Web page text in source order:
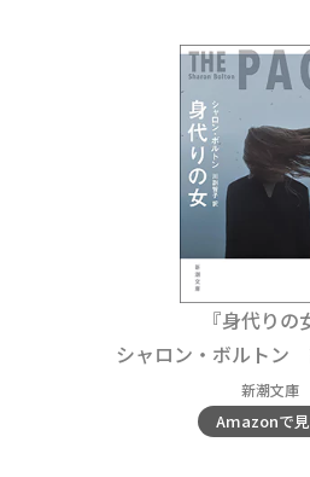
『身代りの
シャロン・ボルトン
新潮文庫
Amazonで